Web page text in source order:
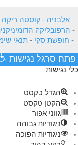
אלבניה - קוסטה ריקה
- הרפובליקה
- חופשת סקי - תנאי
פתח סרגל נגישות
כלי נגישות
הגדל טקסט
הקטן טקסט
גווני אפור
ניגודיות גבוהה
ניגודיות הפוכה